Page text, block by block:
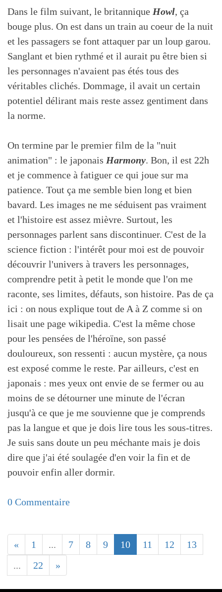
Dans le film suivant, le britannique Howl, ça
bouge plus. On est dans un train au coeur de la nuit
et les passagers se font attaquer par un loup garou.
Sanglant et bien rythmé et il aurait pu être bien si
les personnages n'avaient pas étés tous des
véritables clichés. Dommage, il avait un certain
potentiel délirant mais reste assez gentiment dans
la norme.
On termine par le premier film de la "nuit
animation" : le japonais Harmony. Bon, il est 22h
et je commence à fatiguer ce qui joue sur ma
patience. Tout ça me semble bien long et bien
bavard. Les images ne me séduisent pas vraiment
et l'histoire est assez mièvre. Surtout, les
personnages parlent sans discontinuer. C'est de la
science fiction : l'intérêt pour moi est de pouvoir
découvrir l'univers à travers les personnages,
comprendre petit à petit le monde que l'on me
raconte, ses limites, défauts, son histoire. Pas de ça
ici : on nous explique tout de A à Z comme si on
lisait une page wikipedia. C'est la même chose
pour les pensées de l'héroïne, son passé
douloureux, son ressenti : aucun mystère, ça nous
est exposé comme le reste. Par ailleurs, c'est en
japonais : mes yeux ont envie de se fermer ou au
moins de se détourner une minute de l'écran
jusqu'à ce que je me souvienne que je comprends
pas la langue et que je dois lire tous les sous-titres.
Je suis sans doute un peu méchante mais je dois
dire que j'ai été soulagée d'en voir la fin et de
pouvoir enfin aller dormir.
0 Commentaire
« 1 ... 7 8 9 10 11 12
13
...
22 »